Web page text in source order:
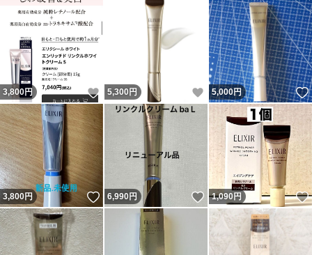
3,800円 いいね！
5,300 円 いいね！
5,000円
3,800円 いいね！
6,990円 いいね！
1,090 円